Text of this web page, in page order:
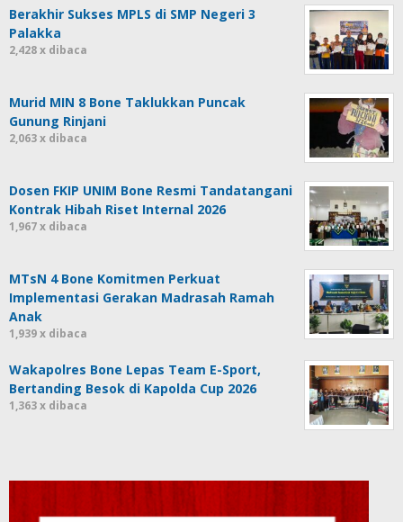
Berakhir Sukses MPLS di SMP Negeri 3
Palakka
2,428 x dibaca
Murid MIN 8 Bone Taklukkan Puncak
Gunung Rinjani
2,063 x dibaca
Dosen FKIP UNIM Bone Resmi Tandatangani
Kontrak Hibah Riset Internal 2026
1,967 x dibaca
MTsN 4 Bone Komitmen Perkuat
Implementasi Gerakan Madrasah Ramah
Anak
1,939 x dibaca
Wakapolres Bone Lepas Team E-Sport,
Bertanding Besok di Kapolda Cup 2026
1,363 x dibaca